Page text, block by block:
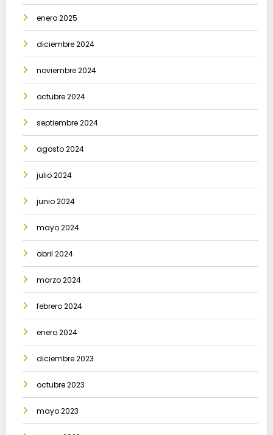
enero 2025
diciembre 2024
noviembre 2024
octubre 2024
septiembre 2024
agosto 2024
julio 2024
junio 2024
mayo 2024
abril 2024
marzo 2024
febrero 2024
enero 2024
diciembre 2023
octubre 2023
mayo 2023